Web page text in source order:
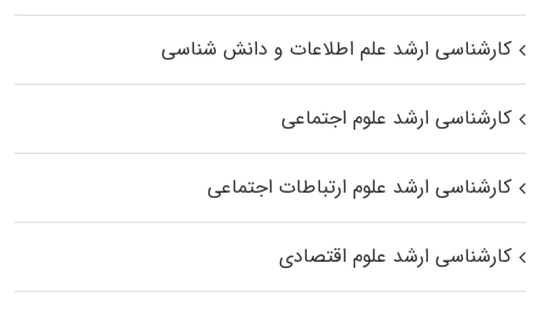
کارشناسی ارشد علم اطلاعات و دانش شناسی
کارشناسی ارشد علوم اجتماعی
کارشناسی ارشد علوم ارتباطات اجتماعی
کارشناسی ارشد علوم اقتصادی